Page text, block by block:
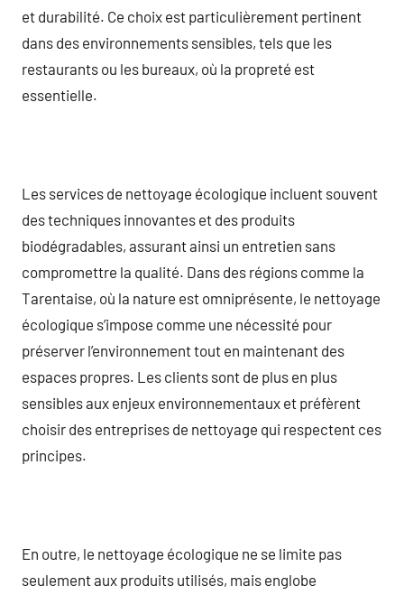
et durabilité. Ce choix est particulièrement pertinent
dans des environnements sensibles, tels que les
restaurants ou les bureaux, où la propreté est
essentielle.
Les services de nettoyage écologique incluent souvent
des techniques innovantes et des produits
biodégradables, assurant ainsi un entretien sans
compromettre la qualité. Dans des régions comme la
Tarentaise, où la nature est omniprésente, le nettoyage
écologique s’impose comme une nécessité pour
préserver l’environnement tout en maintenant des
espaces propres. Les clients sont de plus en plus
sensibles aux enjeux environnementaux et préfèrent
choisir des entreprises de nettoyage qui respectent ces
principes.
En outre, le nettoyage écologique ne se limite pas
seulement aux produits utilisés, mais englobe